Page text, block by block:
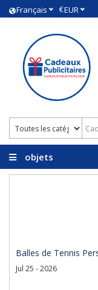
Français €EUR
objets
Balles de Tennis
Jul 25 - 2026